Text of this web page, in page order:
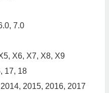
7.0
X6, X7, X8, X9
17, 18
2015, 2016, 2017